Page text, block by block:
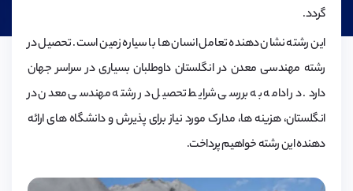
گردد.
این رشته نشان دهنده تعامل انسان ها با سیاره زمین است. تحصیل در
رشته مهندسی معدن در انگلستان داوطلبان بسیاری در سراسر جهان
دارد. در ادامه به بررسی شرایط تحصیل در رشته مهندسی معدن در
انگلستان، هزینه ها، مدارک مورد نیاز برای پذیرش و دانشگاه های ارائه
دهنده این رشته خواهیم پرداخت.